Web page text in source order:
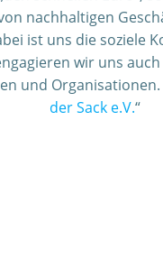
nachhaltigen
ist uns die soziele
wir uns
und Organisationen.
der Sack e.V.“